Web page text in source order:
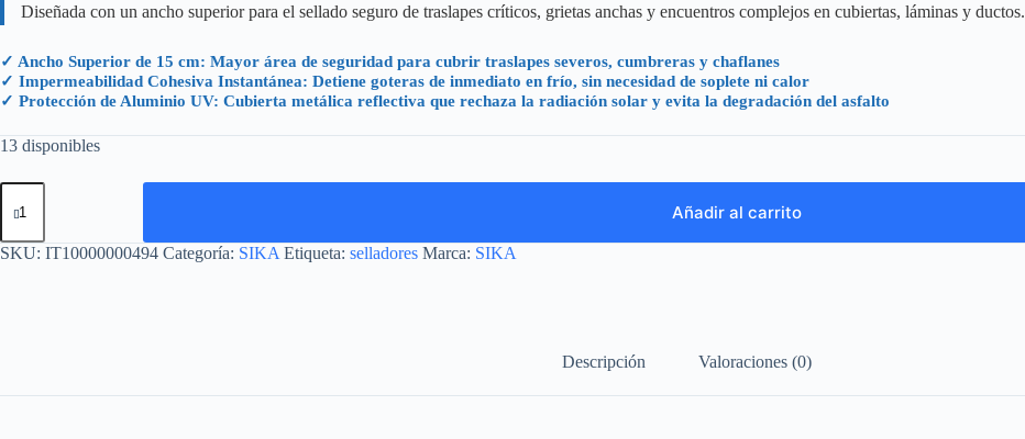
Diseñada con un ancho superior para el sellado seguro de traslapes críticos, grietas anchas y encuentros complejos en cubiertas, láminas y ductos.
✓ Ancho Superior de 15 cm: Mayor área de seguridad para cubrir traslapes severos, cumbreras y chaflanes
✓ Impermeabilidad Cohesiva Instantánea: Detiene goteras de inmediato en frío, sin necesidad de soplete ni calor
✓ Protección de Aluminio UV: Cubierta metálica reflectiva que rechaza la radiación solar y evita la degradación del asfalto
13 disponibles
SIKA
MULTISEAL
ROLLO
0.15X10
Añadir al carrito
SKU: IT10000000494 Categoría: SIKA Etiqueta: selladores Marca: SIKA
Descripción Valoraciones (0)